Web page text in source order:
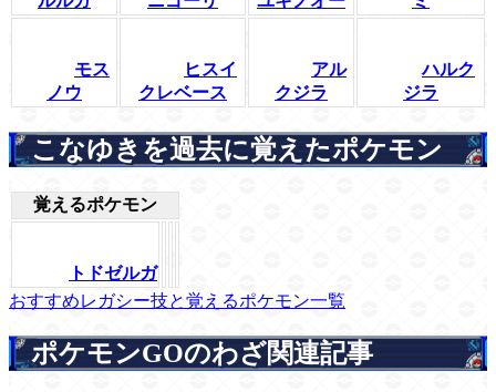
モス
ノウ
ヒスイ
クレベース
アル
クジラ
ハルク
ジラ
こなゆきを過去に覚えたポケモン
覚えるポケモン
トドゼルガ
おすすめレガシー技と覚えるポケモン一覧
ポケモンGOのわざ関連記事